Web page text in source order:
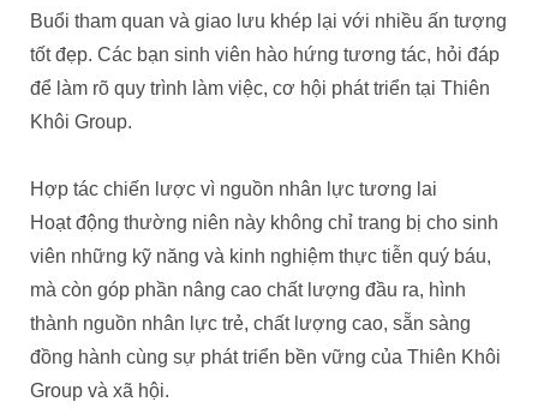
Buổi tham quan và giao lưu khép lại với nhiều ấn tượng
tốt đẹp. Các bạn sinh viên hào hứng tương tác, hỏi đáp
để làm rõ quy trình làm việc, cơ hội phát triển tại Thiên
Khôi Group.
Hợp tác chiến lược vì nguồn nhân lực tương lai
Hoạt động thường niên này không chỉ trang bị cho sinh
viên những kỹ năng và kinh nghiệm thực tiễn quý báu,
mà còn góp phần nâng cao chất lượng đầu ra, hình
thành nguồn nhân lực trẻ, chất lượng cao, sẵn sàng
đồng hành cùng sự phát triển bền vững của Thiên Khôi
Group và xã hội.